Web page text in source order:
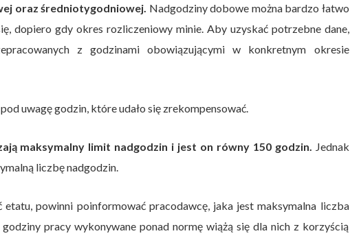
oraz średniotygodniowej. Nadgodziny dobowe można bardzo łatwo
dopiero gdy okres rozliczeniowy minie. Aby uzyskać potrzebne dane,
z godzinami obowiązującymi w konkretnym okresie
uwagę godzin, które udało się zrekompensować.
maksymalny limit nadgodzin i jest on równy 150 godzin. Jednak
liczbę nadgodzin.
etatu, powinni poinformować pracodawcę, jaka jest maksymalna liczba
pracy wykonywane ponad normę wiążą się dla nich z korzyścią